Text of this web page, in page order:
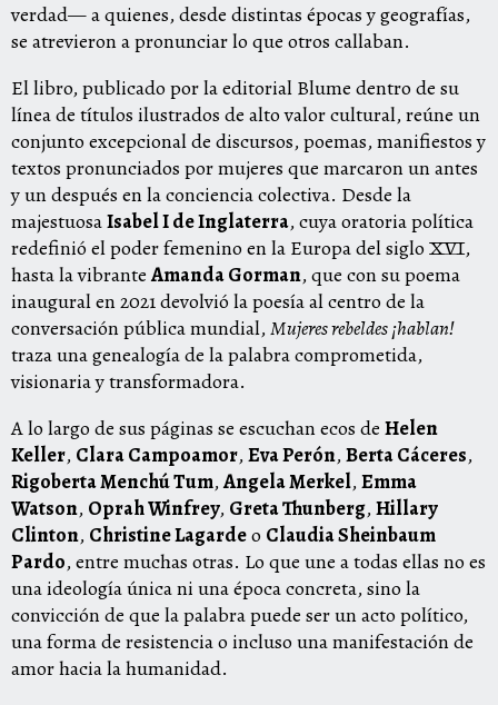
verdad— a quienes, desde distintas épocas y geografías,
se atrevieron a pronunciar lo que otros callaban.
El libro, publicado por la editorial Blume dentro de su
línea de títulos ilustrados de alto valor cultural, reúne un
conjunto excepcional de discursos, poemas, manifiestos y
textos pronunciados por mujeres que marcaron un antes
y un después en la conciencia colectiva. Desde la
majestuosaIsabel I de Inglaterra, cuya oratoria política
redefinió el poder femenino en la Europa del siglo XVI,
hasta la vibranteAmanda Gorman, que con su poema
inaugural en 2021 devolvió la poesía al centro de la
conversación pública mundial,Mujeres rebeldes ¡hablan!
traza una genealogía de la palabra comprometida,
visionaria y transformadora.
A lo largo de sus páginas se escuchan ecos de Helen
Keller, Clara Campoamor,Eva Perón,Berta Cáceres,
Rigoberta Menchú Tum,Angela Merkel,Emma
Watson, Oprah Winfrey, Greta Thunberg,Hillary
Clinton, Christine Lagardeo Claudia Sheinbaum
Pardo, entre muchas otras. Lo que une a todas ellas no es
una ideología única ni una época concreta, sino la
convicción de que la palabra puede ser un acto político,
una forma de resistencia o incluso una manifestación de
amor hacia la humanidad.